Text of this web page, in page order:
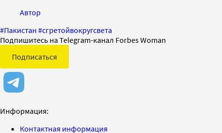
Автор
#Пакистан #сгретойвокругсвета
Подпишитесь на Telegram-канал Forbes Woman
Подписаться
Информация:
Контактная информация